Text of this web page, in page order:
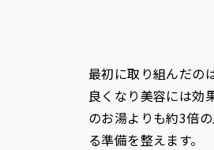
最初に取り組んだの
良くなり美容には効
のお湯よりも約3倍
る準備を整えます。